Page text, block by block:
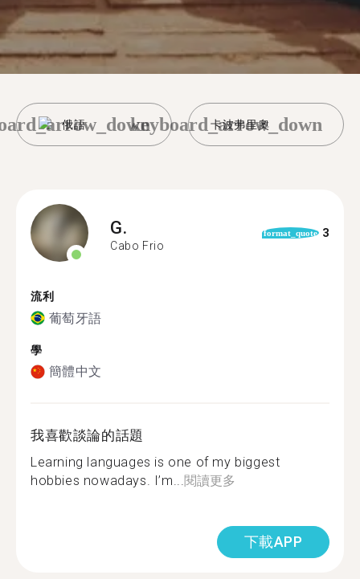
俄語 卡波弗里奧
keyboard_arrow_down
G.
Cabo Frio
format_quote 3
流利
葡萄牙語
學
簡體中文
我喜歡談論的話題
Learning languages is one of my biggest
hobbies nowadays. I’m...閱讀更多
下載APP